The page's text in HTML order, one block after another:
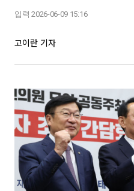
입력 2026-06-09 15:16
고이란 기자